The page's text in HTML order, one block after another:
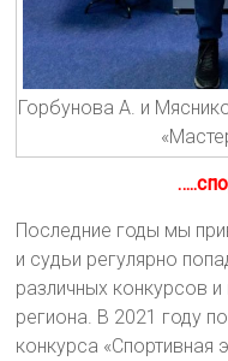
Горбунова А. и
Последние годы мы
и судьи регулярно
различных конкурсов
региона. В 2021 году
конкурса «Спортивная